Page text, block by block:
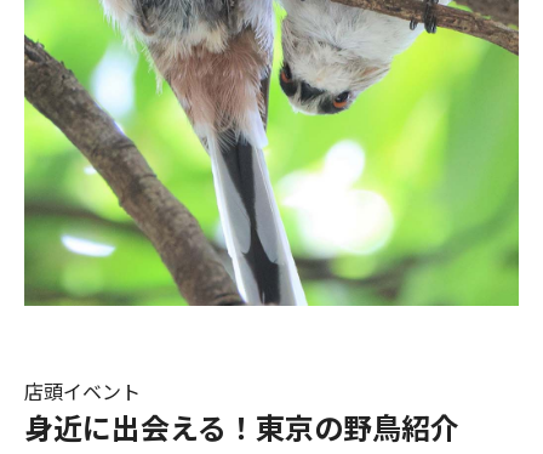
店頭イベント
身近に出会える！東京の野鳥紹介